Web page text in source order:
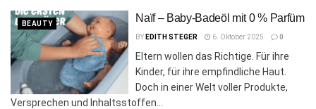
BEAUTY Naïf – Baby-Badeöl mit 0 % Parfüm
BY EDITH STEGER 6. Oktober 2025 0
Eltern wollen das Richtige. Für ihre
Kinder, für ihre empfindliche Haut.
Doch in einer Welt voller Produkte,
Versprechen und Inhaltsstoffen...